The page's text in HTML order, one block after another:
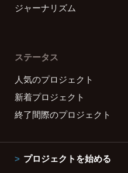
ジャーナリズム
ステータス
人気のプロジェクト
新着プロジェクト
終了間際のプロジェクト
プロジェクトを始める